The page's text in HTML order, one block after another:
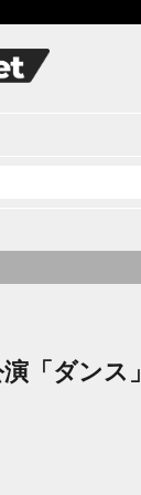
「ダンス」